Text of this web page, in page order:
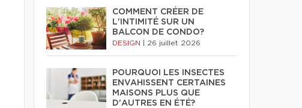
COMMENT CRÉER DE
L'INTIMITÉ SUR UN
BALCON DE CONDO?
DESIGN 26 juillet 2026
POURQUOI LES INSECTES
ENVAHISSENT CERTAINES
MAISONS PLUS QUE
D'AUTRES EN ÉTÉ?